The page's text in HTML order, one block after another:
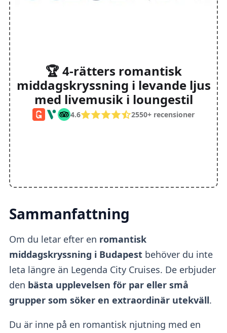
🏆 4-rätters romantisk
middagskryssning i levande ljus
med livemusik i loungestil
4.6 2550+ recensioner
Sammanfattning
Om du letar efter en romantisk
middagskryssning i Budapestbehöver du inte
leta längre än Legenda City Cruises. De erbjuder
den bästa upplevelsen för par eller små
grupper som söker en extraordinär utekväll.
Du är inne på en romantisk njutning med en